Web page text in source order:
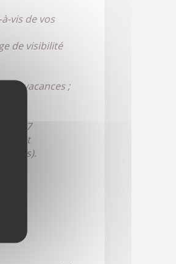
vis de vos
de visibilité
les vacances ;
de 7
et
épis).